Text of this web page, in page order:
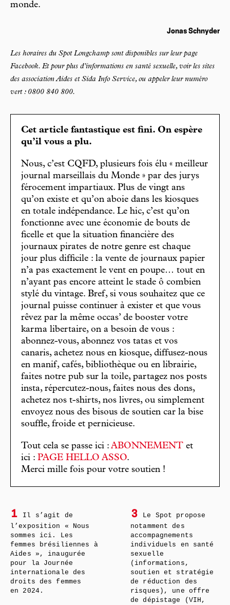
monde.
Jonas Schnyder
Les horaires du Spot Longchamp sont disponibles sur leur page
Facebook. Et pour plus d’informations en santé sexuelle, voir les sites
des association Aides et Sida Info Service, ou appeler leur numéro
vert : 0800 840 800.
Cet article fantastique est fini. On espère
qu’il vous a plu.
Nous, c’est CQFD, plusieurs fois élu « meilleur
journal marseillais du Monde » par des jurys
férocement impartiaux. Plus de vingt ans
qu’on existe et qu’on aboie dans les kiosques
en totale indépendance. Le hic, c’est qu’on
fonctionne avec une économie de bouts de
ficelle et que la situation financière des
journaux pirates de notre genre est chaque
jour plus difficile : la vente de journaux papier
n’a pas exactement le vent en poupe… tout en
n’ayant pas encore atteint le stade ô combien
stylé du vintage. Bref, si vous souhaitez que ce
journal puisse continuer à exister et que vous
rêvez par la même occas’ de booster votre
karma libertaire, on a besoin de vous :
abonnez-vous, abonnez vos tatas et vos
canaris, achetez nous en kiosque, diffusez-nous
en manif, cafés, bibliothèque ou en librairie,
faites notre pub sur la toile, partagez nos posts
insta, répercutez-nous, faites nous des dons,
achetez nos t-shirts, nos livres, ou simplement
envoyez nous des bisous de soutien car la bise
souffle, froide et pernicieuse.
Tout cela se passe ici : ABONNEMENT et
ici : PAGE HELLO ASSO.
Merci mille fois pour votre soutien !
1
Il s’agit de
l’exposition « Nous
sommes ici. Les
femmes brésiliennes à
Aides », inaugurée
pour la Journée
internationale des
droits des femmes
en 2024.
3
Le Spot propose
notamment des
accompagnements
individuels en santé
sexuelle
(informations,
soutien et stratégie
de réduction des
risques), une offre
de dépistage (VIH,